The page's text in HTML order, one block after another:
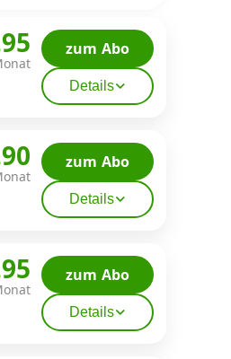
zum Abo
Details
zum Abo
Details
zum Abo
Details